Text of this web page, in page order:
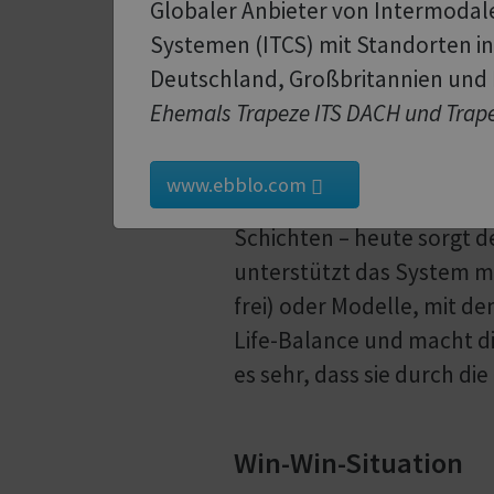
Globaler Anbieter von
Systemen (ITCS) mit Standorten
Deutschland, Großbritannien und
Ehemals Trapeze ITS DACH und
www.ebblo.com
Backoffice proportional
Das sagen die
Besonders positiv ist das
ausgewogener und
Schichten – heute sorgt
unterstützt das System
frei) oder Modelle, mit
Life-Balance und macht
es sehr, dass sie durch
Win-Win-Situation